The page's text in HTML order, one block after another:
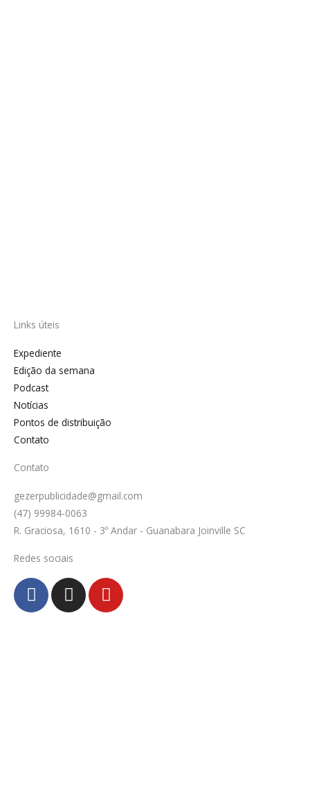
Links úteis
Expediente
Edição da semana
Podcast
Notícias
Pontos de distribuição
Contato
Contato
gezerpublicidade@gmail.com
(47) 99984-0063
R. Graciosa, 1610 - 3º Andar - Guanabara Joinville SC
Redes sociais
F
a
c
I
n
s
Y
o
u